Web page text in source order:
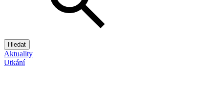
Hledat
Aktuality
Utkání